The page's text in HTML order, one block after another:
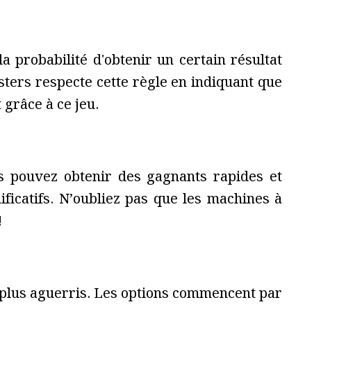
probabilité d'obtenir un certain résultat
respecte cette règle en indiquant que
à ce jeu.
obtenir des gagnants rapides et
N’oubliez pas que les machines à
aguerris. Les options commencent par